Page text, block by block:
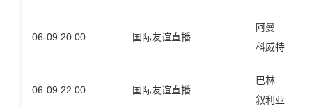
06-09 20:00 国际友谊直播
阿曼
科威特
06-09 22:00 国际友谊直播
巴林
叙利亚